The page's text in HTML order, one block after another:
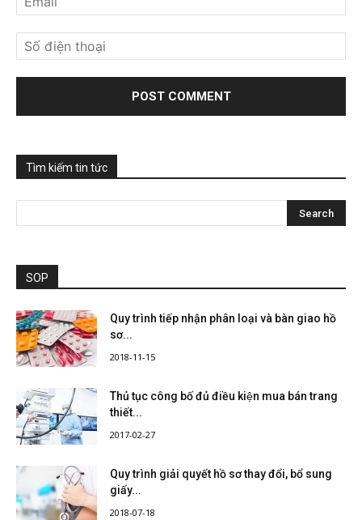
Tìm kiếm tin tức
SOP
Quy trình tiếp nhận phân loại và bàn giao hồ
sơ...
2018-11-15
Thủ tục công bố đủ điều kiện mua bán trang
thiết...
2017-02-27
Quy trình giải quyết hồ sơ thay đổi, bổ sung
giấy...
2018-07-18